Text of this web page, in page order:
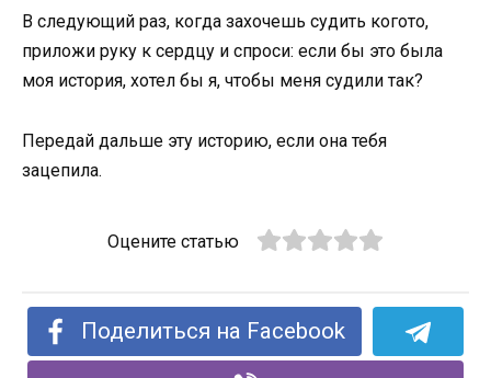
В следующий раз, когда захочешь судить когото,
приложи руку к сердцу и спроси: если бы это была
моя история, хотел бы я, чтобы меня судили так?
Передай дальше эту историю, если она тебя
зацепила.
Оцените статью
Поделиться на Facebook